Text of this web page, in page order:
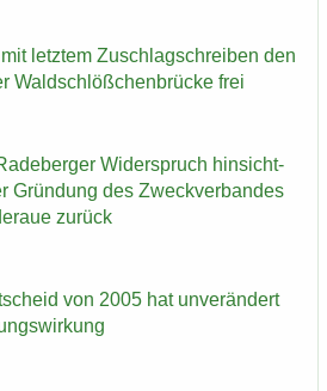
letz­tem Zu­schlag­schrei­ben den
Wald­schlöß­chen­brü­cke frei
Wi­der­spruch hin­sicht­
Grün­dung des Zweck­ver­ban­des
zu­rück
von 2005 hat un­ver­än­dert